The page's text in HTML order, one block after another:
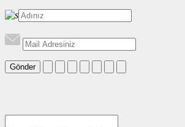
Gönder